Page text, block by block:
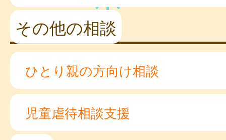
その他の相談
ひとり親の方向け相談
児童虐待相談支援